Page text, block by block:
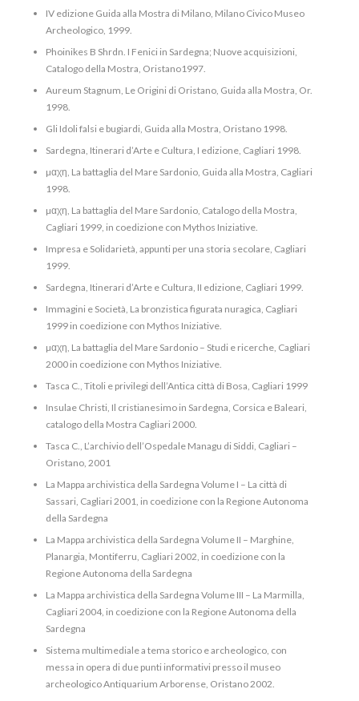
IV edizione Guida alla Mostra di Milano, Milano Civico Museo
Archeologico, 1999.
Phoinikes B Shrdn. I Fenici in Sardegna; Nuove acquisizioni,
Catalogo della Mostra, Oristano1997.
Aureum Stagnum, Le Origini di Oristano, Guida alla Mostra, Or.
1998.
Gli Idoli falsi e bugiardi, Guida alla Mostra, Oristano 1998.
Sardegna, Itinerari d’Arte e Cultura, I edizione, Cagliari 1998.
µαχη, La battaglia del Mare Sardonio, Guida alla Mostra, Cagliari
1998.
µαχη, La battaglia del Mare Sardonio, Catalogo della Mostra,
Cagliari 1999, in coedizione con Mythos Iniziative.
Impresa e Solidarietà, appunti per una storia secolare, Cagliari
1999.
Sardegna, Itinerari d’Arte e Cultura, II edizione, Cagliari 1999.
Immagini e Società, La bronzistica figurata nuragica, Cagliari
1999 in coedizione con Mythos Iniziative.
µαχη, La battaglia del Mare Sardonio – Studi e ricerche, Cagliari
2000 in coedizione con Mythos Iniziative.
Tasca C., Titoli e privilegi dell’Antica città di Bosa, Cagliari 1999
Insulae Christi, Il cristianesimo in Sardegna, Corsica e Baleari,
catalogo della Mostra Cagliari 2000.
Tasca C., L’archivio dell’Ospedale Managu di Siddi, Cagliari –
Oristano, 2001
La Mappa archivistica della Sardegna Volume I – La città di
Sassari, Cagliari 2001, in coedizione con la Regione Autonoma
della Sardegna
La Mappa archivistica della Sardegna Volume II – Marghine,
Planargia, Montiferru, Cagliari 2002, in coedizione con la
Regione Autonoma della Sardegna
La Mappa archivistica della Sardegna Volume III – La Marmilla,
Cagliari 2004, in coedizione con la Regione Autonoma della
Sardegna
Sistema multimediale a tema storico e archeologico, con
messa in opera di due punti informativi presso il museo
archeologico Antiquarium Arborense, Oristano 2002.